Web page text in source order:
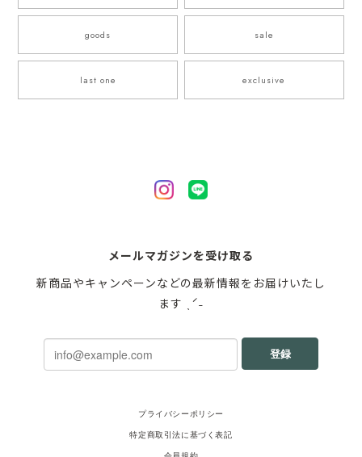
goods sale
last one exclusive
メールマガジンを受け取る
新商品やキャンペーンなどの最新情報をお届けいたし
ます ˎˊ˗
登録
プライバシーポリシー
特定商取引法に基づく表記